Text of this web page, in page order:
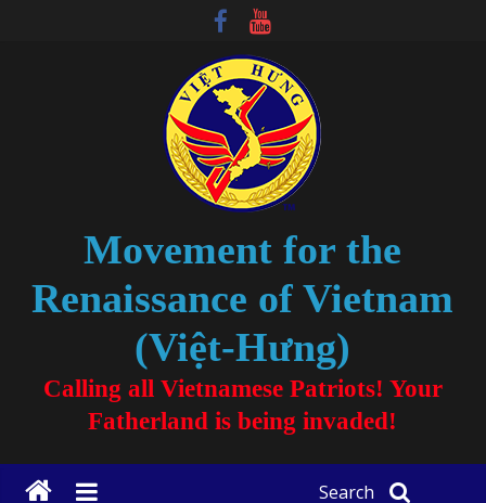
Movement for the
Renaissance of Vietnam
(Việt-Hưng)
Calling all Vietnamese Patriots! Your
Fatherland is being invaded!
Search